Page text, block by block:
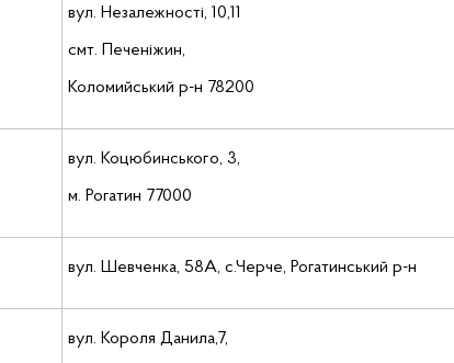
вул. Незалежності, 10,11
смт. Печеніжин,
Коломийський р-н 78200
вул. Коцюбинського, 3,
м. Рогатин 77000
вул. Шевченка, 58А, с.Черче, Рогатинський р-н
вул. Короля Данила,7,